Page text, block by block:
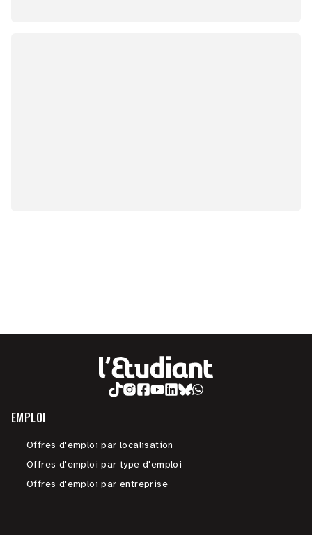
EMPLOI
Offres d'emploi par localisation
Offres d'emploi par type d'emploi
Offres d'emploi par entreprise